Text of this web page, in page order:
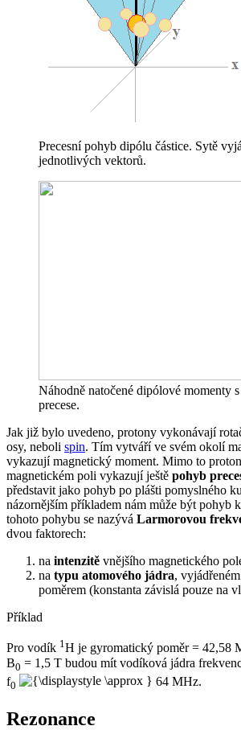
Precesní pohyb dipólu částice. Sytě
jednotlivých vektorů.
Náhodně natočené dipólové momenty
precese.
Jak již bylo uvedeno, protony vykonávají
osy, neboli spin. Tím vytváří ve svém okolí
vykazují magnetický moment. Mimo to
magnetickém poli vykazují ještě pohyb
představit jako pohyb po plášti pomyslného
názornějším příkladem nám může být pohyb
tohoto pohybu se nazývá Larmorovou
dvou faktorech:
na intenzitě vnějšího magnetického
na typu atomového jádra,
poměrem (konstanta závislá pouze na
Příklad
Pro vodík 1H je gyromatický poměr = 42,58
B0 = 1,5 T budou mít vodíková jádra
f0 64 MHz.
Rezonance